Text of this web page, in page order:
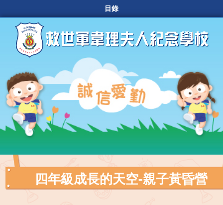
目錄
四年級成長的天空-親子黃昏營